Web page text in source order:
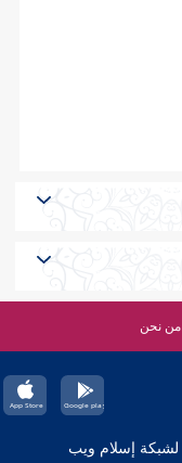
من نحن